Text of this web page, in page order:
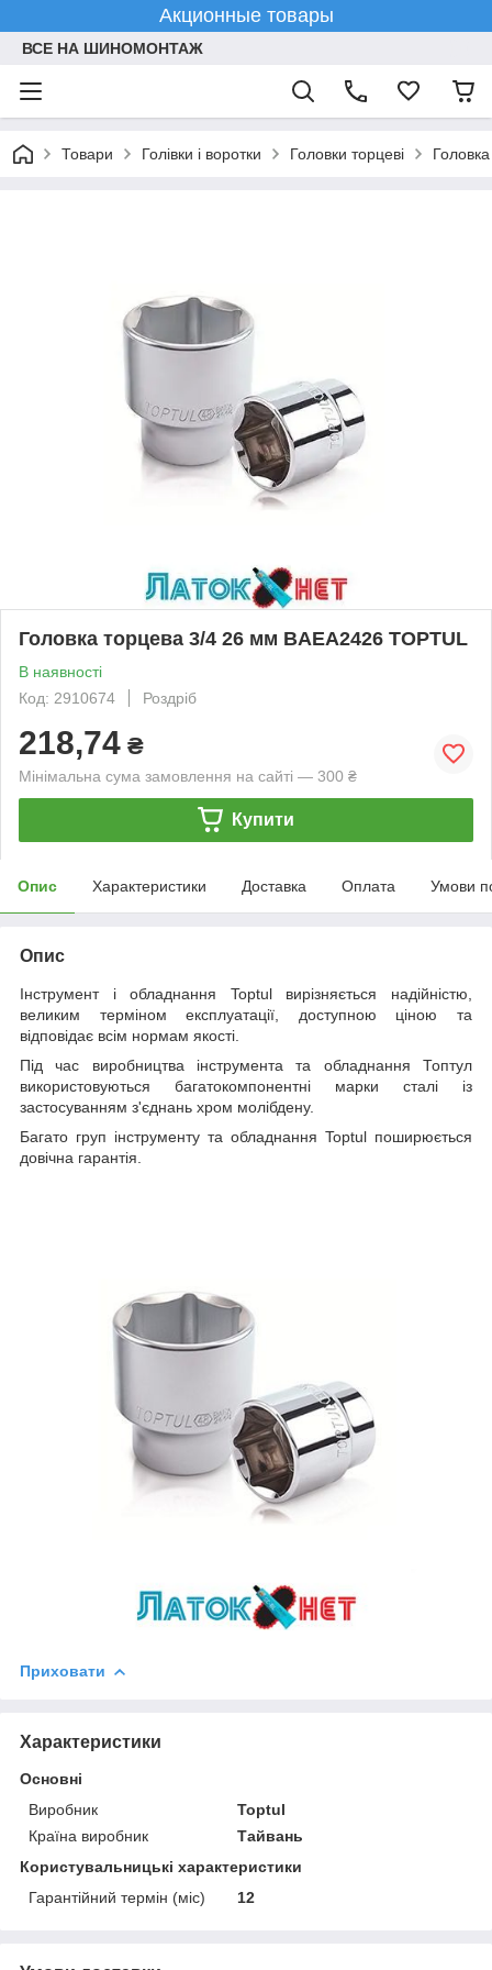
Акционные товары
ВСЕ НА ШИНОМОНТАЖ
Товари Голівки і воротки Головки торцеві
Головка торцева 3/4 26 мм BAEA2426 TOPTUL
В наявності
Код: 2910674
Роздріб
218,74 ₴
Мінімальна сума замовлення на сайті — 300 ₴
Купити
Опис Характеристики Доставка Оплата Умови
Опис
Інструмент і обладнання Toptul вирізняється надійністю,
великим терміном експлуатації, доступною ціною та
відповідає всім нормам якості.
Під час виробництва інструмента та обладнання Топтул
використовуються багатокомпонентні марки сталі із
застосуванням з'єднань хром молібдену.
Багато груп інструменту та обладнання Toptul поширюється
довічна гарантія.
Приховати
Характеристики
Основні
Виробник
Toptul
Країна виробник
Тайвань
Користувальницькі характеристики
Гарантійний термін (міс)
12